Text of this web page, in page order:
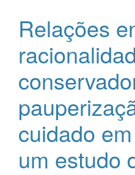
Relações
cuidado
um estudo